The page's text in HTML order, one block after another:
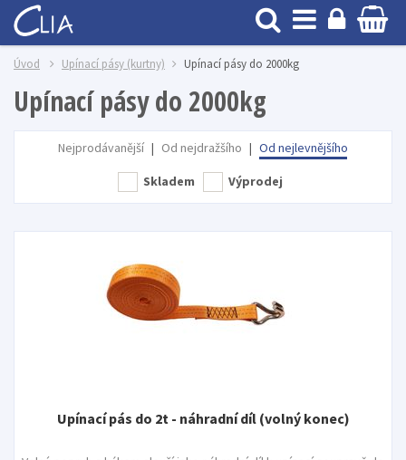
Úvod Upínací pásy (kurtny) Upínací pásy do 2000kg
Upínací pásy do 2000kg
Nejprodávanější | Od nejdražšího | Od nejlevnějšího
Skladem Výprodej
Upínací pás do 2t - náhradní díl (volný konec)